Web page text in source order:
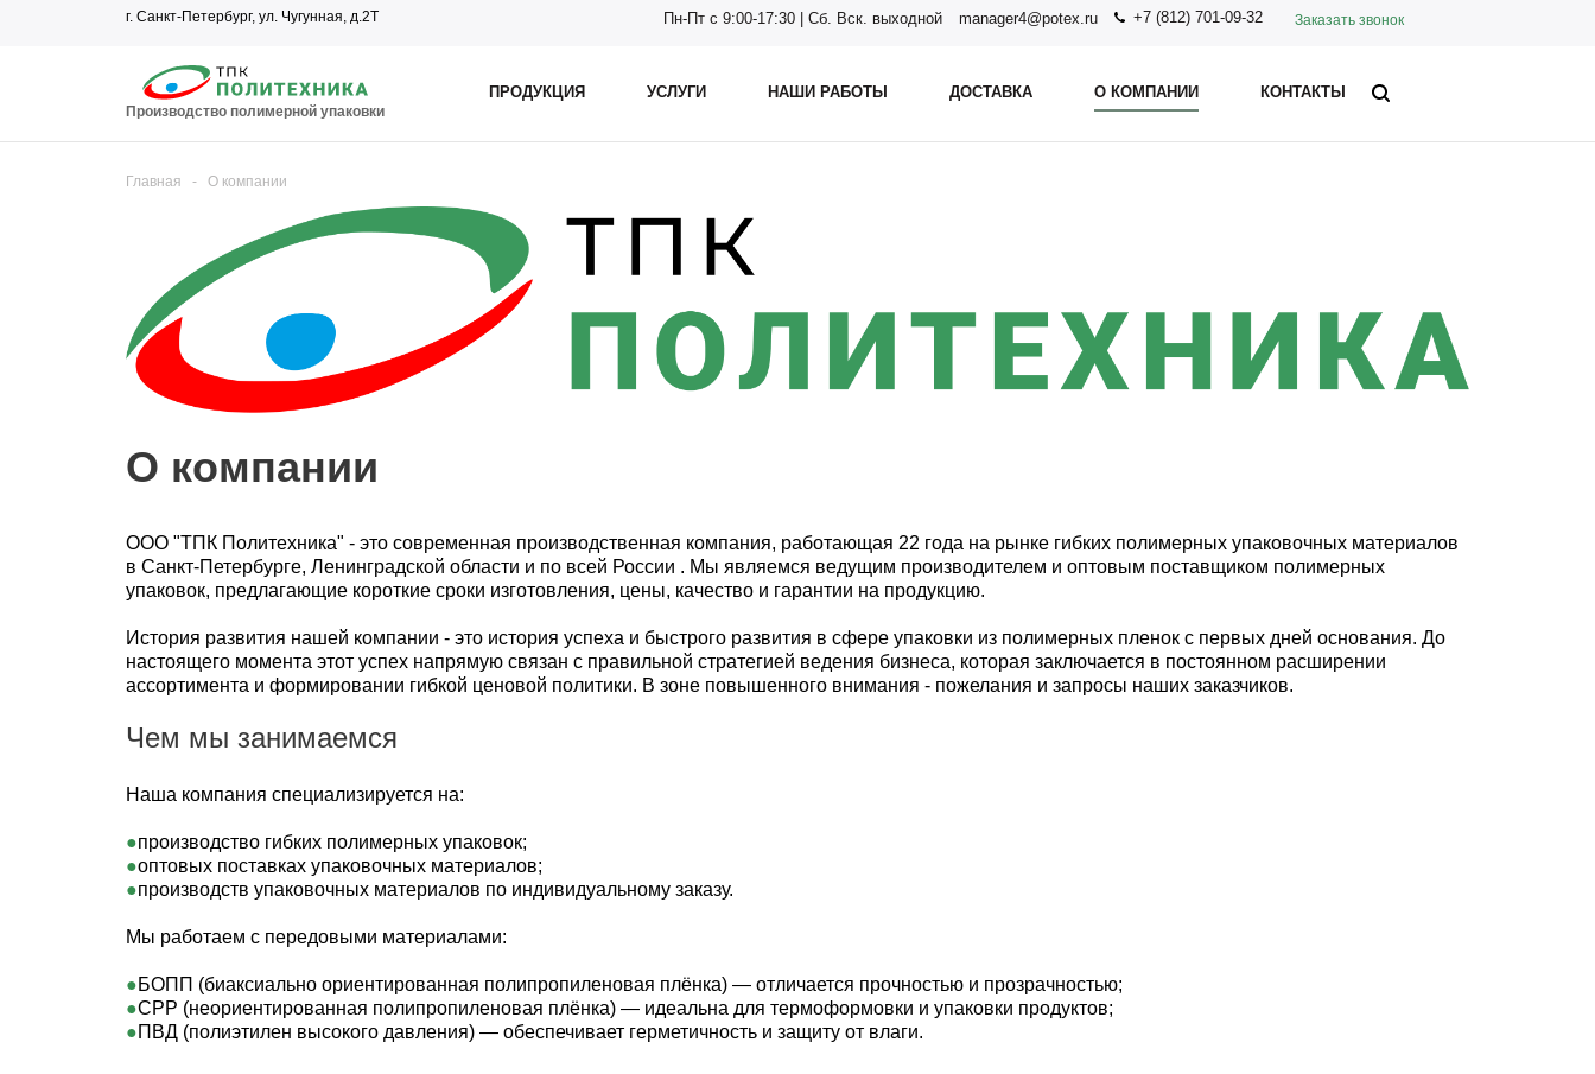
г. Санкт-Петербург, ул. Чугунная, д.2Т Пн-Пт с 9:00-17:30 | Сб. Вск. выходной manager4@potex.ru +7 (812) 701-09-32 Заказать звонок
Производство полимерной упаковки
ПРОДУКЦИЯ УСЛУГИ НАШИ РАБОТЫ ДОСТАВКА О КОМПАНИИ КОНТАКТЫ
Главная - О компании
О компании
ООО "ТПК Политехника" - это современная производственная компания, работающая 22 года на рынке гибких полимерных упаковочных материалов
в Санкт-Петербурге, Ленинградской области и по всей России . Мы являемся ведущим производителем и оптовым поставщиком полимерных
упаковок, предлагающие короткие сроки изготовления, цены, качество и гарантии на продукцию.
История развития нашей компании - это история успеха и быстрого развития в сфере упаковки из полимерных пленок с первых дней основания. До
настоящего момента этот успех напрямую связан с правильной стратегией ведения бизнеса, которая заключается в постоянном расширении
ассортимента и формировании гибкой ценовой политики. В зоне повышенного внимания - пожелания и запросы наших заказчиков.
Чем мы занимаемся
Наша компания специализируется на:
производство гибких полимерных упаковок;
оптовых поставках упаковочных материалов;
производств упаковочных материалов по индивидуальному заказу.
Мы работаем с передовыми материалами:
БОПП (биаксиально ориентированная полипропиленовая плёнка) — отличается прочностью и прозрачностью;
CPP (неориентированная полипропиленовая плёнка) — идеальна для термоформовки и упаковки продуктов;
ПВД (полиэтилен высокого давления) — обеспечивает герметичность и защиту от влаги.